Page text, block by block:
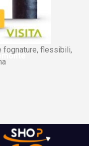
fognature, flessibili,